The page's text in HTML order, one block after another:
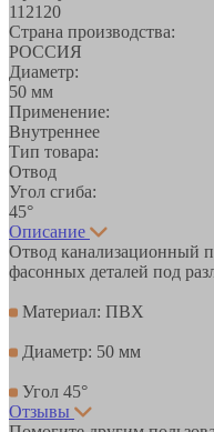
112120
Страна производства:
РОССИЯ
Диаметр:
50 мм
Применение:
Внутреннее
Тип товара:
Отвод
Угол сгиба:
45°
Описание
Отвод канализационный
фасонных деталей под
Материал: ПВХ
Диаметр: 50 мм
Угол 45°
Отзывы